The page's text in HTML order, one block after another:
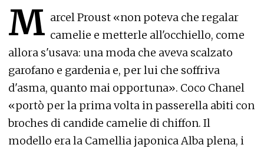
M arcel Proust «non poteva che regalar
camelie e metterle all'occhiello, come
allora s'usava: una moda che aveva scalzato
garofano e gardenia e, per lui che soffriva
d'asma, quanto mai opportuna». Coco Chanel
«portò per la prima volta in passerella abiti con
broches di candide camelie di chiffon. Il
modello era la Camellia japonica Alba plena, i